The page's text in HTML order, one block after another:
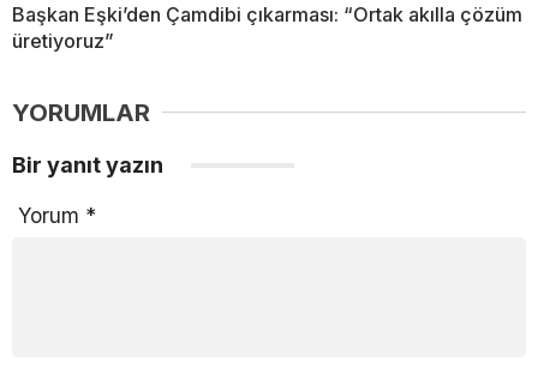
Başkan Eşki’den Çamdibi çıkarması: “Ortak akılla çözüm
üretiyoruz”
YORUMLAR
Bir yanıt yazın
Yorum *